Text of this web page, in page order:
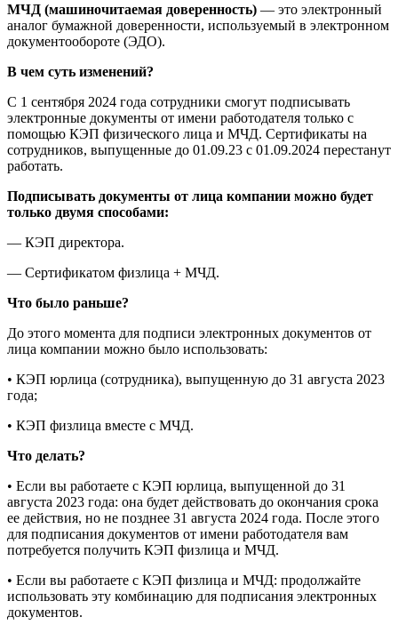
МЧД (машиночитаемая доверенность) — это электронный
аналог бумажной доверенности, используемый в электронном
документообороте (ЭДО).
В чем суть изменений?
С 1 сентября 2024 года сотрудники смогут подписывать
электронные документы от имени работодателя только с
помощью КЭП физического лица и МЧД. Сертификаты на
сотрудников, выпущенные до 01.09.23 с 01.09.2024 перестанут
работать.
Подписывать документы от лица компании можно будет
только двумя способами:
— КЭП директора.
— Сертификатом физлица + МЧД.
Что было раньше?
До этого момента для подписи электронных документов от
лица компании можно было использовать:
• КЭП юрлица (сотрудника), выпущенную до 31 августа 2023
года;
• КЭП физлица вместе с МЧД.
Что делать?
• Если вы работаете с КЭП юрлица, выпущенной до 31
августа 2023 года: она будет действовать до окончания срока
ее действия, но не позднее 31 августа 2024 года. После этого
для подписания документов от имени работодателя вам
потребуется получить КЭП физлица и МЧД.
• Если вы работаете с КЭП физлица и МЧД: продолжайте
использовать эту комбинацию для подписания электронных
документов.